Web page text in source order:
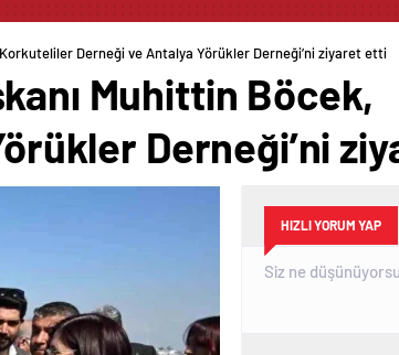
Derneği ve Antalya Yörükler Derneği’ni ziyaret etti
Muhittin Böcek,
Derneği’ni
HIZLI YORUM YAP